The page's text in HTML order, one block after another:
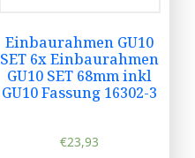
Einbaurahmen GU10
SET 6x Einbaurahmen
GU10 SET 68mm inkl
GU10 Fassung 16302-3
€23,93